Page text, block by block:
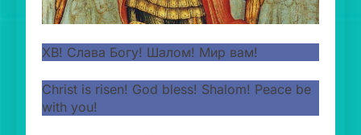
ХВ! Слава Богу! Шалом! Мир вам!
Christ is risen! God bless! Shalom! Peace be
with you!